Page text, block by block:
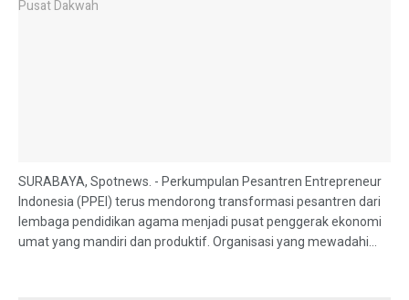
SURABAYA, Spotnews. - Perkumpulan Pesantren Entrepreneur
Indonesia (PPEI) terus mendorong transformasi pesantren dari
lembaga pendidikan agama menjadi pusat penggerak ekonomi
umat yang mandiri dan produktif. Organisasi yang mewadahi...